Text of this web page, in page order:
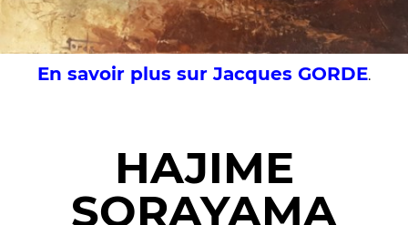
En savoir plus sur Jacques GORDE.
HAJIME
SORAYAMA